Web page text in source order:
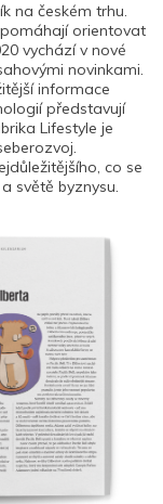
na českém trhu.
orientovat
vychází v nové
novinkami.
informace
představují
Lifestyle je
co se
světě byznysu.